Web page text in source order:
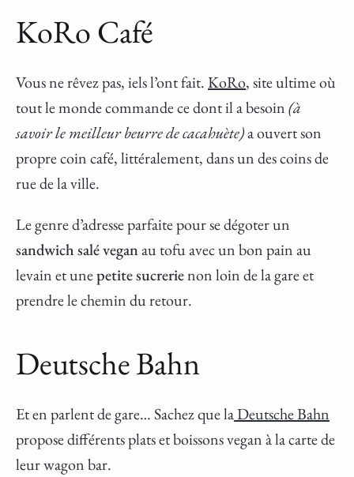
KoRo Café
Vous ne rêvez pas, iels l’ont fait.KoRo, site ultime où
tout le monde commande ce dont il a besoin(à
savoir le meilleur beurre de cacahuète)a ouvert son
propre coin café, littéralement, dans un des coins de
rue de la ville.
Le genre d’adresse parfaite pour se dégoter un
sandwich salé veganau tofu avec un bon pain au
levain et unepetite sucrerienon loin de la gare et
prendre le chemin du retour.
Deutsche Bahn
Et en parlent de gare… Sachez que laDeutsche Bahn
propose différents plats et boissons vegan à la carte de
leur wagon bar.